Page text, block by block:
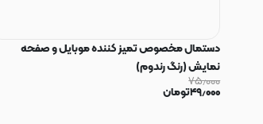
دستمال مخصوص تمیز کننده موبایل و صفحه
نمایش (رنگ رندوم)
۷۵٫۰۰۰
۴۹٫۰۰۰تومان